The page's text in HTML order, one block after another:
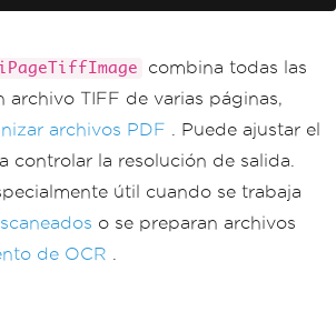
combina todas las
archivo TIFF de varias páginas,
archivos PDF . Puede ajustar el
controlar la resolución de salida.
útil cuando se trabaja
o se preparan archivos
de OCR